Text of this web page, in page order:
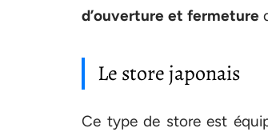
d’ouverture et fermeture
Le store japonais
Ce type de store est